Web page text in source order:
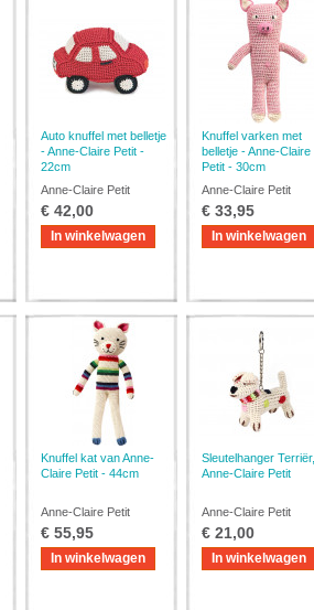
Auto knuffel met belletje
- Anne-Claire Petit -
22cm
Anne-Claire Petit
€ 42,00
In winkelwagen
Knuffel varken met
belletje - Anne-Claire
Petit - 30cm
Anne-Claire Petit
€ 33,95
In winkelwagen
Knuffel kat van Anne-
Claire Petit - 44cm
Anne-Claire Petit
€ 55,95
In winkelwagen
Sleutelhanger Terriër,
Anne-Claire Petit
Anne-Claire Petit
€ 21,00
In winkelwagen